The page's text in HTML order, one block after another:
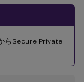
らSecure Private